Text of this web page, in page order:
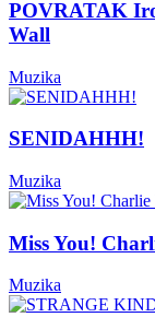
POVRATAK
Wall
Muzika
SENIDAHHH!
Muzika
Miss You!
Muzika